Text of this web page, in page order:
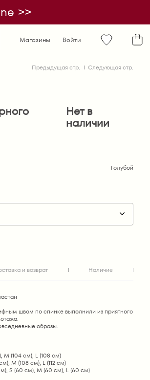
>>
Магазины Войти
Предыдущая стр. Следующая стр.
Нет в
наличии
Голубой
и возврат Наличие
швом по спинке выполнили из приятного
образы.
М (104 см), L (108 см)
М (108 см), L (112 см)
S (60 см), М (60 см), L (60 см)